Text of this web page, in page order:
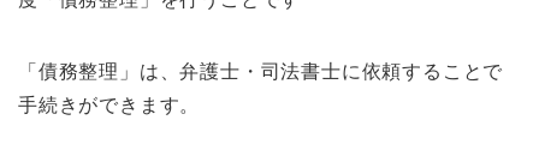
「債務整理」は、弁護士・司法書士に依頼することで
手続きができます。